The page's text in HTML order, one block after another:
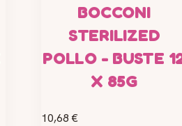
BOCCONI
STERILIZED
POLLO - BUSTE
X 85G
10,68 €